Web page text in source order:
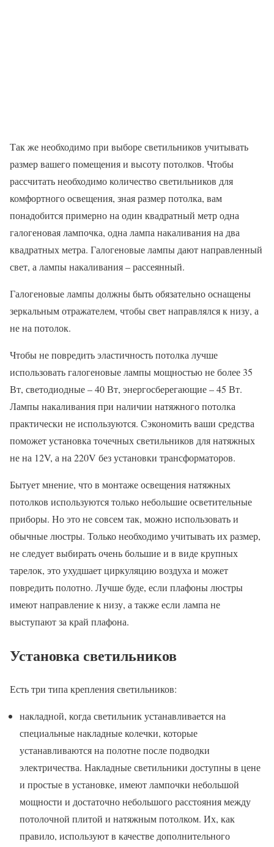
Так же необходимо при выборе светильников учитывать
размер вашего помещения и высоту потолков. Чтобы
рассчитать необходимо количество светильников для
комфортного освещения, зная размер потолка, вам
понадобится примерно на один квадратный метр одна
галогеновая лампочка, одна лампа накаливания на два
квадратных метра. Галогеновые лампы дают направленный
свет, а лампы накаливания – рассеянный.
Галогеновые лампы должны быть обязательно оснащены
зеркальным отражателем, чтобы свет направлялся к низу, а
не на потолок.
Чтобы не повредить эластичность потолка лучше
использовать галогеновые лампы мощностью не более 35
Вт, светодиодные – 40 Вт, энергосберегающие – 45 Вт.
Лампы накаливания при наличии натяжного потолка
практически не используются. Сэкономить ваши средства
поможет установка точечных светильников для натяжных
не на 12V, а на 220V без установки трансформаторов.
Бытует мнение, что в монтаже освещения натяжных
потолков используются только небольшие осветительные
приборы. Но это не совсем так, можно использовать и
обычные люстры. Только необходимо учитывать их размер,
не следует выбирать очень большие и в виде крупных
тарелок, это ухудшает циркуляцию воздуха и может
повредить полотно. Лучше буде, если плафоны люстры
имеют направление к низу, а также если лампа не
выступают за край плафона.
Установка светильников
Есть три типа крепления светильников:
накладной, когда светильник устанавливается на
специальные накладные колечки, которые
устанавливаются на полотне после подводки
электричества. Накладные светильники доступны в цене
и простые в установке, имеют лампочки небольшой
мощности и достаточно небольшого расстояния между
потолочной плитой и натяжным потолком. Их, как
правило, используют в качестве дополнительного